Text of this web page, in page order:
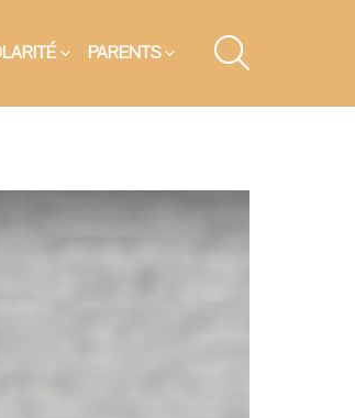
PARENTS